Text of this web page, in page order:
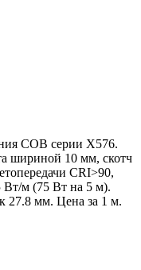
COB серии X576.
шириной 10 мм, скотч
CRI>90,
Вт/м (75 Вт на 5 м).
27.8 мм. Цена за 1 м.